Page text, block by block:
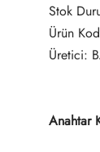
Stok
Ürün
Üretici:
Anahtar